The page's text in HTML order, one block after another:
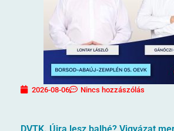
2026-08-06 Nincs hozzászólás